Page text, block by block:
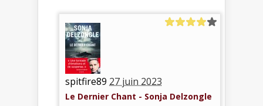
spitfire89 27 juin 2023
Le Dernier Chant - Sonja Delzongle